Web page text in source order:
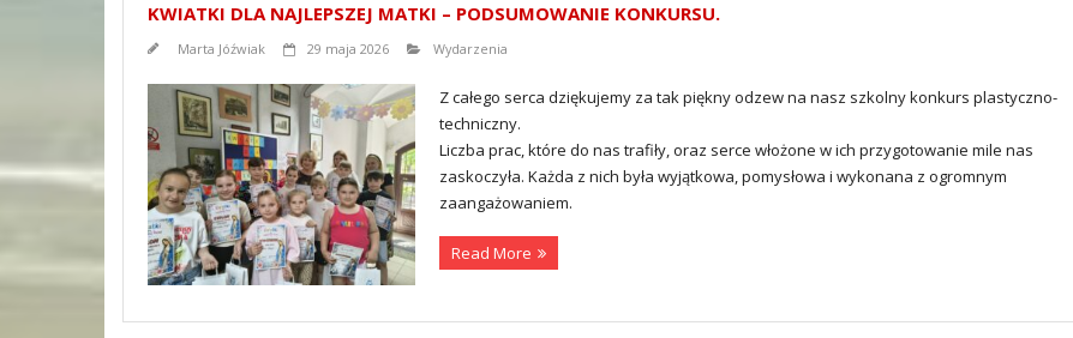
KWIATKI DLA NAJLEPSZEJ MATKI – PODSUMOWANIE KONKURSU.
Marta Jóźwiak 29 maja 2026 Wydarzenia
Z całego serca dziękujemy za tak piękny odzew na nasz szkolny konkurs plastyczno-
techniczny.
Liczba prac, które do nas trafiły, oraz serce włożone w ich przygotowanie mile nas
zaskoczyła. Każda z nich była wyjątkowa, pomysłowa i wykonana z ogromnym
zaangażowaniem.
Read More